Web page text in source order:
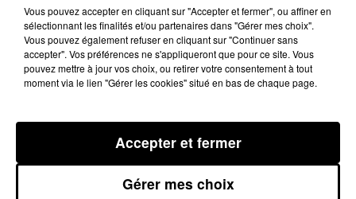
24 septembre 2025 - 2 min 15 sec
LES INFOS DE L'HÉRAULT DU 24/09/2025 À
10H00
Podcasts infos de l'Hérault
Vous pouvez accepter en cliquant sur "Accepter et fermer", ou affiner en
sélectionnant les finalités et/ou partenaires dans "Gérer mes choix".
Vous pouvez également refuser en cliquant sur "Continuer sans
accepter". Vos préférences ne s'appliqueront que pour ce site. Vous
pouvez mettre à jour vos choix, ou retirer votre consentement à tout
moment via le lien "Gérer les cookies" situé en bas de chaque page.
Gérer mes choix
Accepter et fermer